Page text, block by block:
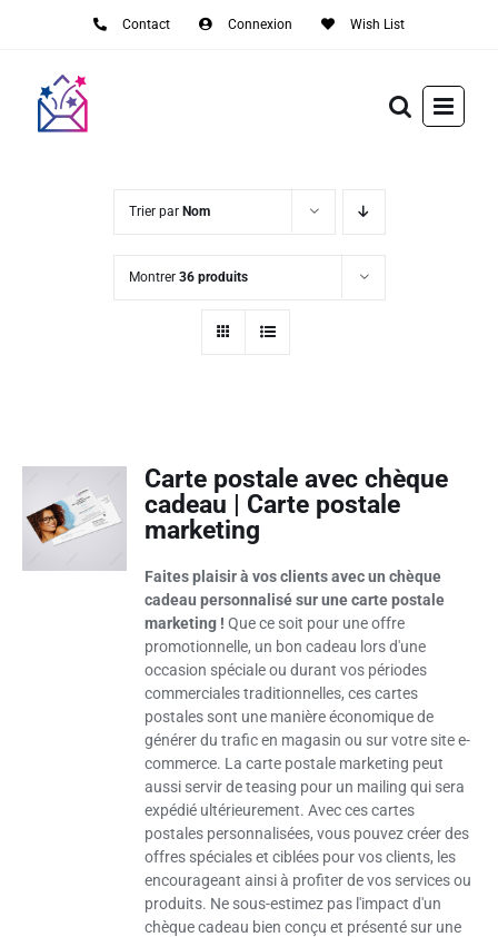
Contact Connexion Wish List
Trier par Nom
Montrer 36 produits
Carte postale avec chèque
cadeau | Carte postale
marketing
Faites plaisir à vos clients avec un chèque
cadeau personnalisé sur une carte postale
marketing ! Que ce soit pour une offre
promotionnelle, un bon cadeau lors d'une
occasion spéciale ou durant vos périodes
commerciales traditionnelles, ces cartes
postales sont une manière économique de
générer du trafic en magasin ou sur votre site e-
commerce. La carte postale marketing peut
aussi servir de teasing pour un mailing qui sera
expédié ultérieurement. Avec ces cartes
postales personnalisées, vous pouvez créer des
offres spéciales et ciblées pour vos clients, les
encourageant ainsi à profiter de vos services ou
produits. Ne sous-estimez pas l'impact d'un
chèque cadeau bien conçu et présenté sur une